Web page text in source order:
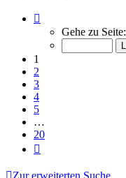
von
Gehe zu Seite:
1
2
3
4
5
…
20